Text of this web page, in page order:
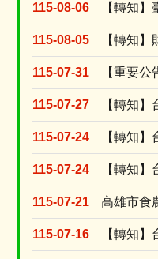
115-08-06
115-08-05
115-07-31
115-07-27
115-07-24
115-07-24
115-07-21
115-07-16